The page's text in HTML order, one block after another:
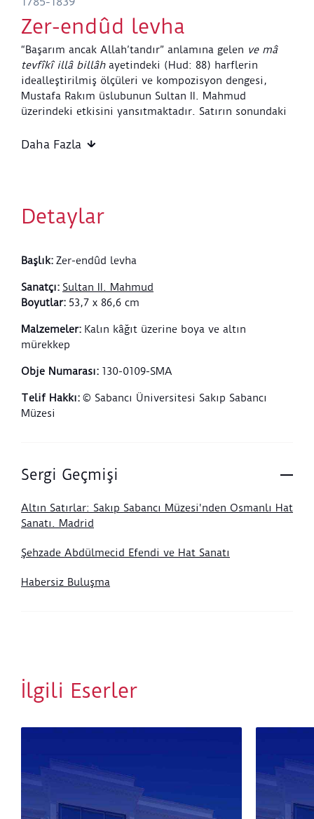
Zer-endûd levha
“Başarım ancak Allah’tandır” anlamına gelen ve mâ
tevfîkî illâ billâhayetindeki (Hud: 88) harflerin
idealleştirilmiş ölçüleri ve kompozisyon dengesi,
Mustafa Rakım üslubunun Sultan II. Mahmud
üzerindeki etkisini yansıtmaktadır. Satırın sonundaki
Abdülhamid oğlu Mahmud Han yazdı) şeklindeki
Daha Fazla
Detaylar
Başlık: Zer-endûd levha
Sanatçı: Sultan II. Mahmud
Boyutlar: 53,7 x 86,6 cm
Malzemeler: Kalın kâğıt üzerine boya ve altın
mürekkep
Obje Numarası: 130-0109-SMA
Telif Hakkı: © Sabancı Üniversitesi Sakıp Sabancı
Müzesi
Sergi Geçmişi
Altın Satırlar: Sakıp Sabancı Müzesi'nden Osmanlı Hat
Sanatı. Madrid
Şehzade Abdülmecid Efendi ve Hat Sanatı
Habersiz Buluşma
İlgili Eserler